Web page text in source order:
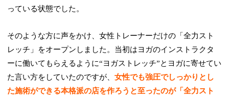
っている状態でした。
そのような方に声をかけ、女性トレーナーだけの「全力スト
レッチ」をオープンしました。当初はヨガのインストラクタ
ーに働いてもらえるように“ヨガストレッチ”とヨガに寄せてい
た言い方をしていたのですが、女性でも強圧でしっかりとし
た施術ができる本格派の店を作ろうと至ったのが「全力スト